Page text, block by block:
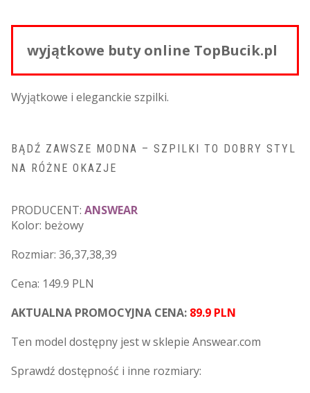
wyjątkowe buty online TopBucik.pl
Wyjątkowe i eleganckie szpilki.
BĄDŹ ZAWSZE MODNA – SZPILKI TO DOBRY STYL
NA RÓŻNE OKAZJE
PRODUCENT: ANSWEAR
Kolor: beżowy
Rozmiar: 36,37,38,39
Cena: 149.9 PLN
AKTUALNA PROMOCYJNA CENA: 89.9 PLN
Ten model dostępny jest w sklepie Answear.com
Sprawdź dostępność i inne rozmiary: